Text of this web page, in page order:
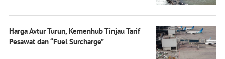
Harga Avtur Turun, Kemenhub Tinjau Tarif
Pesawat dan “Fuel Surcharge”